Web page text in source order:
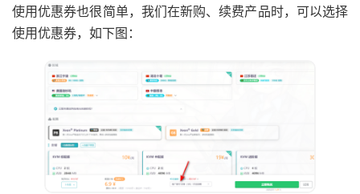
使用优惠券也很简单，我们在新购、续费产品时，可以选择
使用优惠券，如下图：